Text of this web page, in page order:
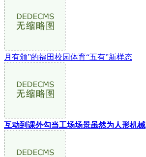
月有颁”的福田校园体育“五有”新样态
互动到课外勾当工场场景虽然为人形机械